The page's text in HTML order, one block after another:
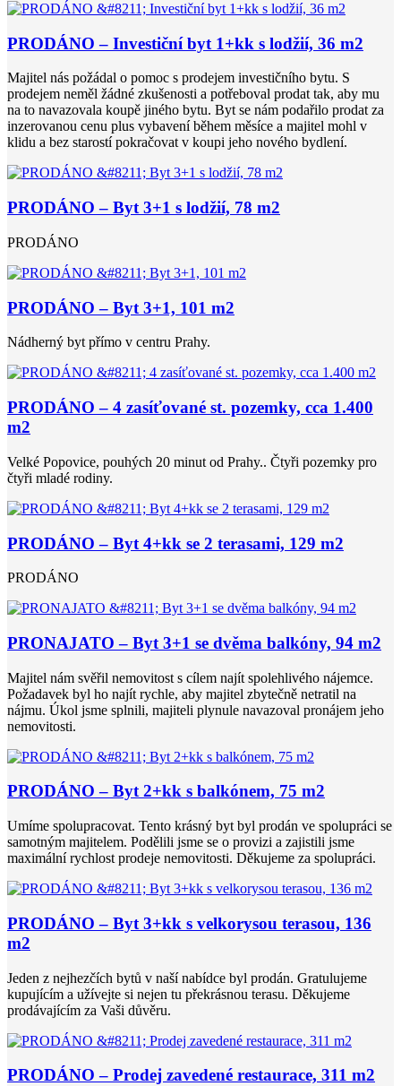
PRODÁNO – Investiční byt 1+kk s lodžií, 36 m2
Majitel nás požádal o pomoc s prodejem investičního bytu. S
prodejem neměl žádné zkušenosti a potřeboval prodat tak, aby mu
na to navazovala koupě jiného bytu. Byt se nám podařilo prodat za
inzerovanou cenu plus vybavení během měsíce a majitel mohl v
klidu a bez starostí pokračovat v koupi jeho nového bydlení.
PRODÁNO – Byt 3+1 s lodžií, 78 m2
PRODÁNO
PRODÁNO – Byt 3+1, 101 m2
Nádherný byt přímo v centru Prahy.
PRODÁNO – 4 zasíťované st. pozemky, cca 1.400
m2
Velké Popovice, pouhých 20 minut od Prahy.. Čtyři pozemky pro
čtyři mladé rodiny.
PRODÁNO – Byt 4+kk se 2 terasami, 129 m2
PRODÁNO
PRONAJATO – Byt 3+1 se dvěma balkóny, 94 m2
Majitel nám svěřil nemovitost s cílem najít spolehlivého nájemce.
Požadavek byl ho najít rychle, aby majitel zbytečně netratil na
nájmu. Úkol jsme splnili, majiteli plynule navazoval pronájem jeho
nemovitosti.
PRODÁNO – Byt 2+kk s balkónem, 75 m2
Umíme spolupracovat. Tento krásný byt byl prodán ve spolupráci se
samotným majitelem. Podělili jsme se o provizi a zajistili jsme
maximální rychlost prodeje nemovitosti. Děkujeme za spolupráci.
PRODÁNO – Byt 3+kk s velkorysou terasou, 136
m2
Jeden z nejhezčích bytů v naší nabídce byl prodán. Gratulujeme
kupujícím a užívejte si nejen tu překrásnou terasu. Děkujeme
prodávajícím za Vaši důvěru.
PRODÁNO – Prodej zavedené restaurace, 311 m2